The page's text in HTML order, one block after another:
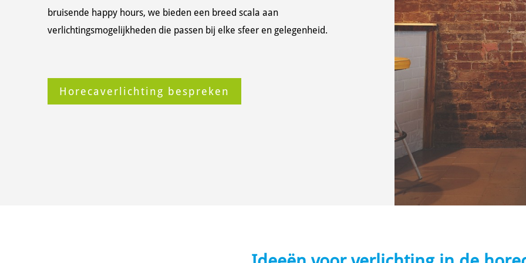
bruisende happy hours, we bieden een breed scala aan
verlichtingsmogelijkheden die passen bij elke sfeer en gelegenheid.
Horecaverlichting bespreken